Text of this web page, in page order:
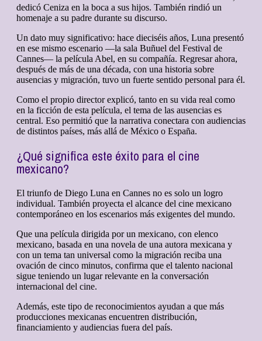
dedicó Ceniza en la boca a sus hijos. También rindió un
homenaje a su padre durante su discurso.
Un dato muy significativo: hace dieciséis años, Luna presentó
en ese mismo escenario —la sala Buñuel del Festival de
Cannes— la película Abel, en su compañía. Regresar ahora,
después de más de una década, con una historia sobre
ausencias y migración, tuvo un fuerte sentido personal para él.
Como el propio director explicó, tanto en su vida real como
en la ficción de esta película, el tema de las ausencias es
central. Eso permitió que la narrativa conectara con audiencias
de distintos países, más allá de México o España.
¿Qué significa este éxito para el cine
mexicano?
El triunfo de Diego Luna en Cannes no es solo un logro
individual. También proyecta el alcance del cine mexicano
contemporáneo en los escenarios más exigentes del mundo.
Que una película dirigida por un mexicano, con elenco
mexicano, basada en una novela de una autora mexicana y
con un tema tan universal como la migración reciba una
ovación de cinco minutos, confirma que el talento nacional
sigue teniendo un lugar relevante en la conversación
internacional del cine.
Además, este tipo de reconocimientos ayudan a que más
producciones mexicanas encuentren distribución,
financiamiento y audiencias fuera del país.